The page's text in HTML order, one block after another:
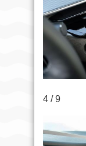
4 / 9